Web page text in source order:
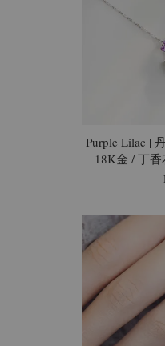
Purple Lilac |
18K金 / 丁